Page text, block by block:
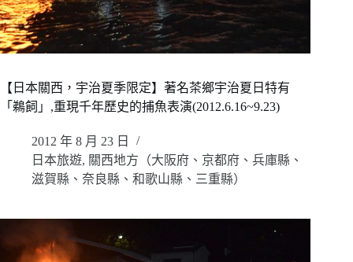
【日本關西，宇治夏季限定】著名茶鄉宇治夏日特有
「鵜飼」,重現千年歷史的捕魚表演(2012.6.16~9.23)
2012 年 8 月 23 日
日本旅遊, 關西地方（大阪府、京都府、兵庫縣、
滋賀縣、奈良縣、和歌山縣、三重縣）